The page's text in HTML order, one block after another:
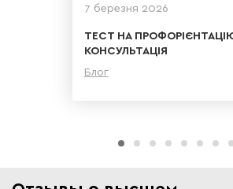
7 березня 2026
ТЕСТ НА
КОНСУЛЬТАЦІЯ
Блог